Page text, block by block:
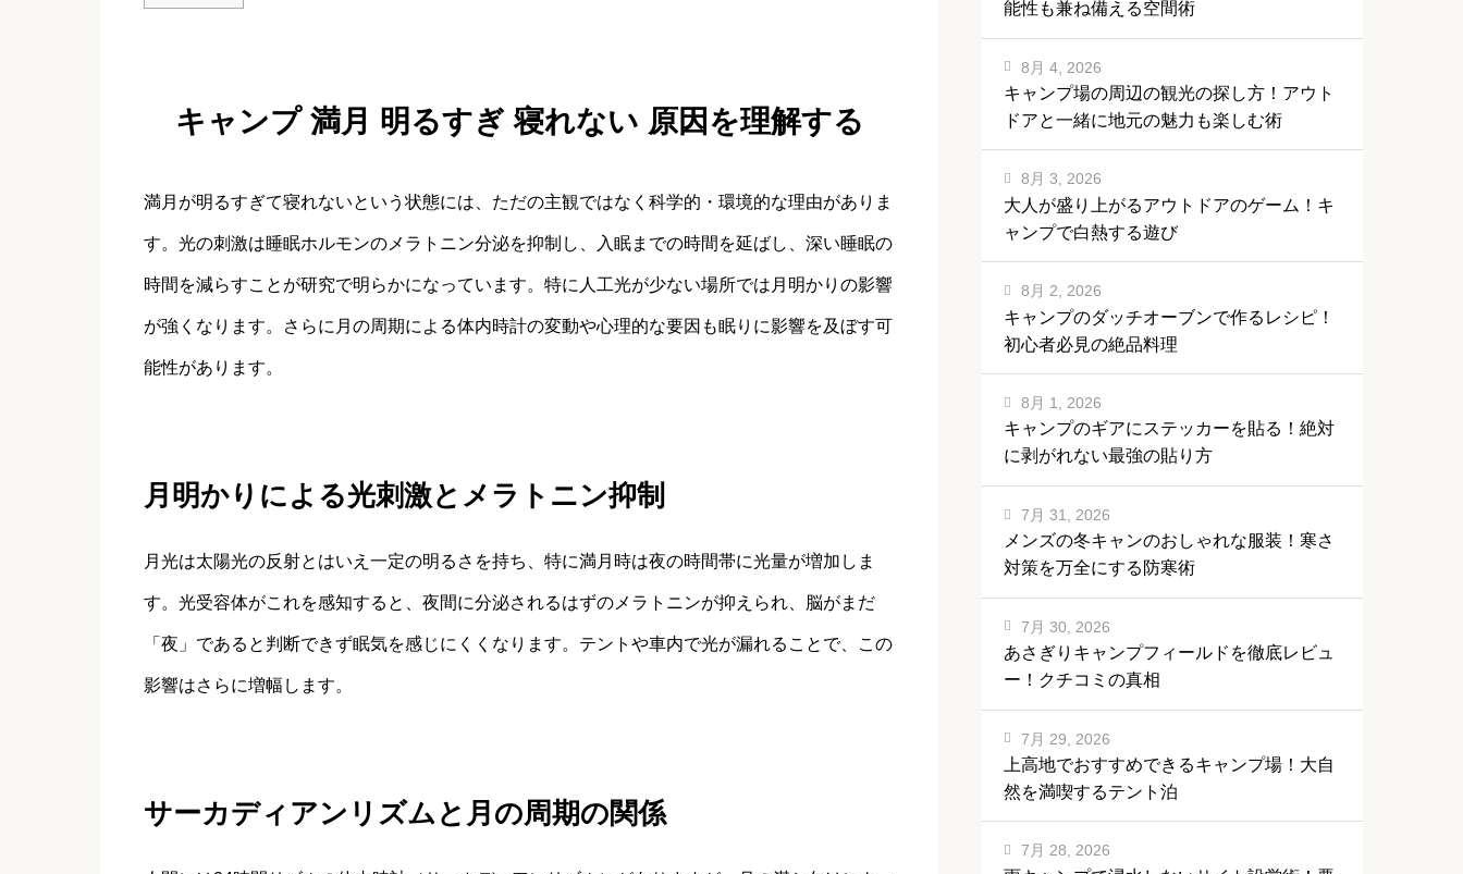
キャンプ 満月 明るすぎ 寝れない 原因を理解する
満月が明るすぎて寝れないという状態には、ただの主観ではなく科学的・環境的な理由がありま
す。光の刺激は睡眠ホルモンのメラトニン分泌を抑制し、入眠までの時間を延ばし、深い睡眠の
時間を減らすことが研究で明らかになっています。特に人工光が少ない場所では月明かりの影響
が強くなります。さらに月の周期による体内時計の変動や心理的な要因も眠りに影響を及ぼす可
能性があります。
月明かりによる光刺激とメラトニン抑制
月光は太陽光の反射とはいえ一定の明るさを持ち、特に満月時は夜の時間帯に光量が増加しま
す。光受容体がこれを感知すると、夜間に分泌されるはずのメラトニンが抑えられ、脳がまだ
「夜」であると判断できず眠気を感じにくくなります。テントや車内で光が漏れることで、この
影響はさらに増幅します。
サーカディアンリズムと月の周期の関係
能性も兼ね備える空間術
キャンプ場の周辺の観光の探し方！アウト
ドアと一緒に地元の魅力も楽しむ術
8月 4, 2026
大人が盛り上がるアウトドアのゲーム！キ
ャンプで白熱する遊び
8月 3, 2026
キャンプのダッチオーブンで作るレシピ！
初心者必見の絶品料理
8月 2, 2026
キャンプのギアにステッカーを貼る！絶対
に剥がれない最強の貼り方
8月 1, 2026
メンズの冬キャンのおしゃれな服装！寒さ
対策を万全にする防寒術
7月 31, 2026
あさぎりキャンプフィールドを徹底レビュ
ー！クチコミの真相
7月 30, 2026
上高地でおすすめできるキャンプ場！大自
然を満喫するテント泊
7月 29, 2026
7月 28, 2026